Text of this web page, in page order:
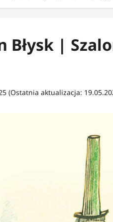
Błysk |
(Ostatnia aktualizacja: